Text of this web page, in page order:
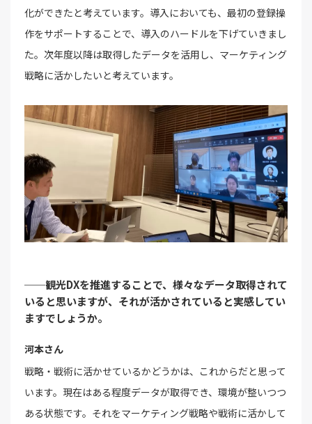
化ができたと考えています。導入においても、最初の登録操
作をサポートすることで、導入のハードルを下げていきまし
た。次年度以降は取得したデータを活用し、マーケティング
戦略に活かしたいと考えています。
──観光DXを推進することで、様々なデータ取得されて
いると思いますが、それが活かされていると実感してい
ますでしょうか。
河本さん
戦略・戦術に活かせているかどうかは、これからだと思って
います。現在はある程度データが取得でき、環境が整いつつ
ある状態です。それをマーケティング戦略や戦術に活かして